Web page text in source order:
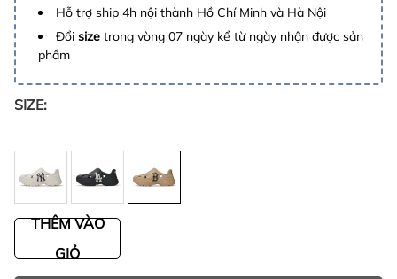
Hỗ trợ ship 4h nội thành Hồ Chí Minh và Hà Nội
Đổi size trong vòng 07 ngày kể từ ngày nhận được sản
phẩm
SIZE:
THÊM VÀO
GIỎ